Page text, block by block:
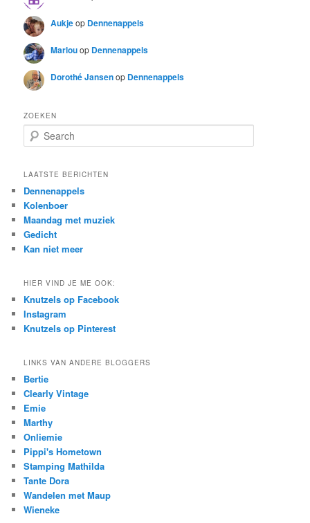
Aukjeop Dennenappels
Marlouop Dennenappels
Dorothé Jansenop Dennenappels
ZOEKEN
e
r
h
LAATSTE BERICHTEN
Dennenappels
Kolenboer
Maandag met muziek
Gedicht
Kan niet meer
HIER VIND JE ME OOK:
Knutzels op Facebook
Instagram
Knutzels op Pinterest
LINKS VAN ANDERE BLOGGERS
Bertie
Clearly Vintage
Emie
Marthy
Onliemie
Pippi's Hometown
Stamping Mathilda
Tante Dora
Wandelen met Maup
Wieneke